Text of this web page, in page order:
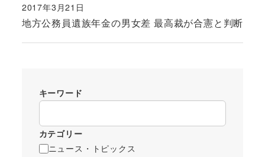
地方公務員遺族年金の男女差 最高裁が合憲と判断
投稿日
2017年3月21日
キーワード
カテゴリー
ニュース・トピックス